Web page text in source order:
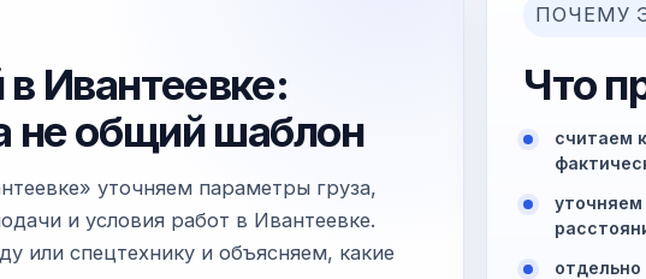
Ивантеевке:
не общий шаблон
уточняем параметры груза,
и условия работ в Ивантеевке.
или спецтехнику и объясняем, какие
ПОЧЕМУ
Что
считаем
отдельно